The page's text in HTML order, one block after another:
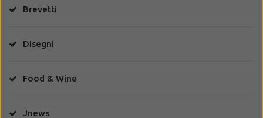
Brevetti
Disegni
Food & Wine
Jnews